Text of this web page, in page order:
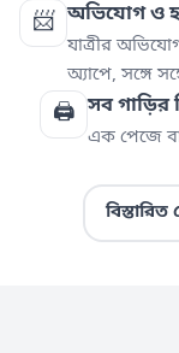
📨 অভিযোগ ও
যাত্রীর
অ্যাপে, সঙ্গে
🖨️ সব গাড়ির
এক পেজে